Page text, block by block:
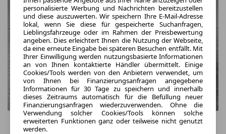
personalisierte Werbung und Nachrichten bereitzustellen
und diese auszuwerten. Wir speichern Ihre E-Mail-Adresse
lokal, wenn Sie diese für gespeicherte Suchanfragen,
Lieblingsfahrzeuge oder im Rahmen der Preisbewertung
angeben. Dies erleichtert Ihnen die Nutzung der Webseite,
da eine erneute Eingabe bei späteren Besuchen entfällt. Mit
Ihrer Einwilligung werden nutzungsbasierte Informationen
an von Ihnen kontaktierte Händler übermittelt. Einige
Cookies/Tools werden von den Anbietern verwendet, um
von Ihnen bei Finanzierungsanfragen angegebene
Informationen für 30 Tage zu speichern und innerhalb
dieses Zeitraums automatisch für die Befüllung neuer
Finanzierungsanfragen wiederzuverwenden. Ohne die
Verwendung solcher Cookies/Tools können solche
erweiterten Funktionen ganz oder teilweise nicht genutzt
werden.